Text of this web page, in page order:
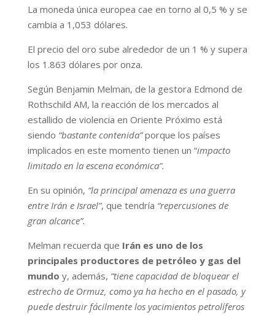
La moneda única europea cae en torno al 0,5 % y se
cambia a 1,053 dólares.
El precio del oro sube alrededor de un 1 % y supera
los 1.863 dólares por onza.
Según Benjamin Melman, de la gestora Edmond de
Rothschild AM, la reacción de los mercados al
estallido de violencia en Oriente Próximo está
siendo “bastante contenida”porque los países
implicados en este momento tienen un “impacto
limitado en la escena económica”.
En su opinión, “la principal amenaza es una guerra
entre Irán e Israel”, que tendría “repercusiones de
gran alcance”.
Melman recuerda que Irán es uno de los
principales productores de petróleo y gas del
mundo y, además, “tiene capacidad de bloquear el
estrecho de Ormuz, como ya ha hecho en el pasado, y
puede destruir fácilmente los yacimientos petrolíferos